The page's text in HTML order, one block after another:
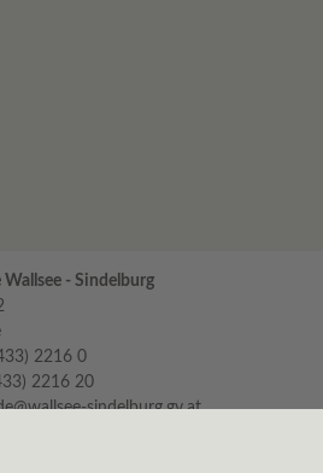
- Sindelburg
2216 0
2216 20
sindelburg.gv.at